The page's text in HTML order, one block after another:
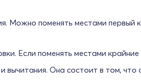
Можно поменять местами первый
Если поменять местами
вычитания. Она состоит в том,